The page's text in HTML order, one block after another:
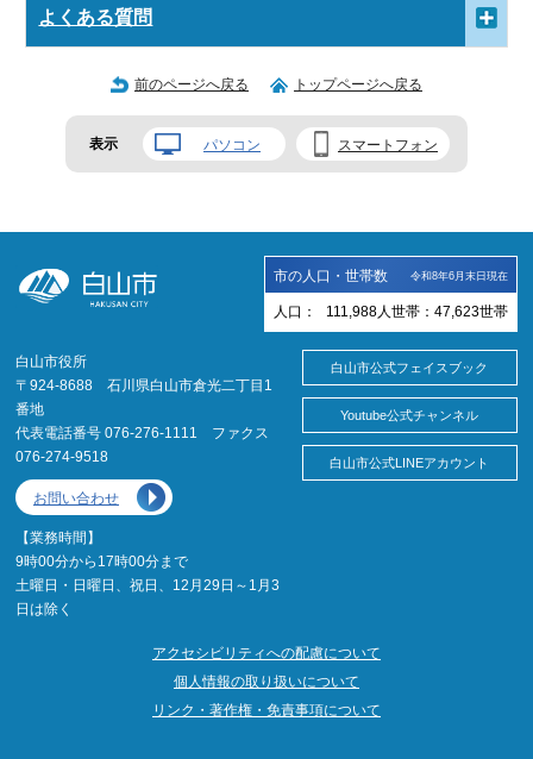
よくある質問
前のページへ戻る トップページへ戻る
表示 パソコン スマートフォン
市の人口・世帯数 令和8年6月末日現在
人口： 111,988 人 世帯： 47,623世帯
白山市役所
〒924-8688 石川県白山市倉光二丁目1
番地
代表電話番号 076-276-1111 ファクス
076-274-9518
お問い合わせ
【業務時間】
9時00分から17時00分まで
土曜日・日曜日、祝日、12月29日～1月3
日は除く
白山市公式フェイスブック
Youtube公式チャンネル
白山市公式LINEアカウント
アクセシビリティへの配慮について
個人情報の取り扱いについて
リンク・著作権・免責事項について